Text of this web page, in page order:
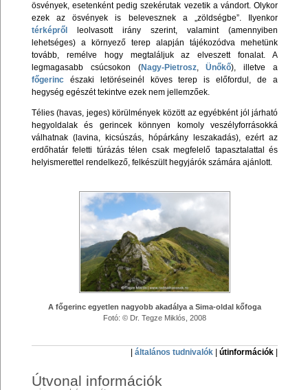
ösvények, esetenként pedig szekérutak vezetik a vándort. Olykor
ezek az ösvények is belevesznek a „zöldségbe”. Ilyenkor
térképről
leolvasott irány szerint, valamint (amennyiben
lehetséges) a környező terep alapján tájékozódva mehetünk
tovább, remélve hogy megtaláljuk az elveszett fonalat. A
legmagasabb csúcsokon (Nagy-Pietrosz,Ünőkő), illetve a
főgerincészaki letöréseinél köves terep is előfordul, de a
hegység egészét tekintve ezek nem jellemzőek.
Télies (havas, jeges) körülmények között az egyébként jól járható
hegyoldalak és gerincek könnyen komoly veszélyforrásokká
válhatnak (lavina, kicsúszás, hópárkány leszakadás), ezért az
erdőhatár feletti túrázás télen csak megfelelő tapasztalattal és
helyismerettel rendelkező, felkészült hegyjárók számára ajánlott.
A főgerinc egyetlen nagyobb akadálya a Sima-oldal kőfoga
Fotó: © Dr. Tegze Miklós, 2008
|általános tudnivalók |útinformációk |
Útvonal információk